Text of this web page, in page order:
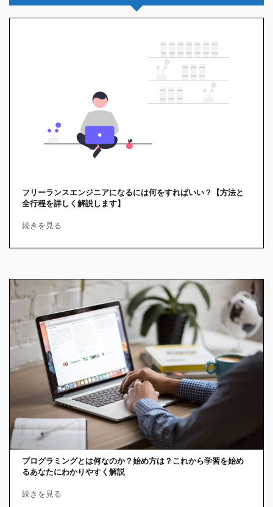
フリーランスエンジニアになるには何をすればいい？【方法と
全行程を詳しく解説します】
続きを見る
プログラミングとは何なのか？始め方は？これから学習を始め
るあなたにわかりやすく解説
続きを見る